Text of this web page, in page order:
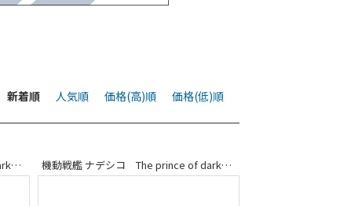
新着順 人気順 価格(高)順 価格(低)順
機動戦艦 ナデシコ The prince of darkness 機動戦艦 ナデシコ The prince of darkness